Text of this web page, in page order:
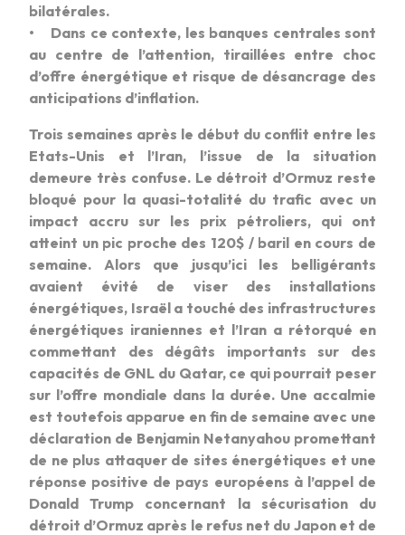
bilatérales.
• Dans ce contexte, les banques centrales sont
au centre de l’attention, tiraillées entre choc
d’offre énergétique et risque de désancrage des
anticipations d’inflation.
Trois semaines après le début du conflit entre les
Etats-Unis et l’Iran, l’issue de la situation
demeure très confuse. Le détroit d’Ormuz reste
bloqué pour la quasi-totalité du trafic avec un
impact accru sur les prix pétroliers, qui ont
atteint un pic proche des 120$ / baril en cours de
semaine. Alors que jusqu’ici les belligérants
avaient évité de viser des installations
énergétiques, Israël a touché des infrastructures
énergétiques iraniennes et l’Iran a rétorqué en
commettant des dégâts importants sur des
capacités de GNL du Qatar, ce qui pourrait peser
sur l’offre mondiale dans la durée. Une accalmie
est toutefois apparue en fin de semaine avec une
déclaration de Benjamin Netanyahou promettant
de ne plus attaquer de sites énergétiques et une
réponse positive de pays européens à l’appel de
Donald Trump concernant la sécurisation du
détroit d’Ormuz après le refus net du Japon et de